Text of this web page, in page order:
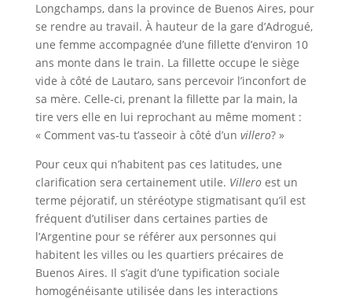
Longchamps, dans la province de Buenos Aires, pour
se rendre au travail. À hauteur de la gare d’Adrogué,
une femme accompagnée d’une fillette d’environ 10
ans monte dans le train. La fillette occupe le siège
vide à côté de Lautaro, sans percevoir l’inconfort de
sa mère. Celle-ci, prenant la fillette par la main, la
tire vers elle en lui reprochant au même moment :
« Comment vas-tu t’asseoir à côté d’un villero? »
Pour ceux qui n’habitent pas ces latitudes, une
clarification sera certainement utile. Villeroest un
terme péjoratif, un stéréotype stigmatisant qu’il est
fréquent d’utiliser dans certaines parties de
l’Argentine pour se référer aux personnes qui
habitent les villes ou les quartiers précaires de
Buenos Aires. Il s’agit d’une typification sociale
homogénéisante utilisée dans les interactions